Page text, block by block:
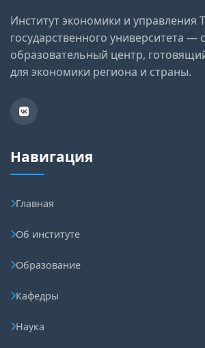
Институт экономики и управления
государственного университета
образовательный центр,
для экономики региона и страны.
Навигация
Главная
Об институте
Образование
Кафедры
Наука